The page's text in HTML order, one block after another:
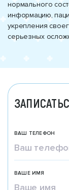
нормального
информацию,
укрепления
серьезных
ВАШ ТЕЛЕФОН
ВАШЕ ИМЯ